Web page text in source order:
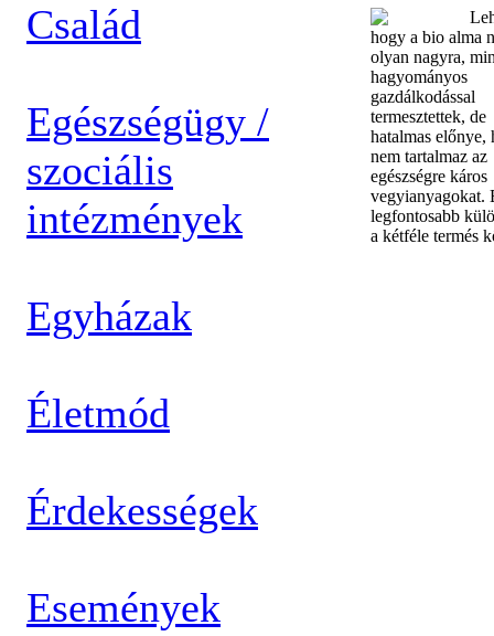
Család
Egészségügy /
szociális
intézmények
Egyházak
Életmód
Érdekességek
Események
hogy a bio alma
olyan nagyra,
hagyományos
gazdálkodással
termesztettek, de
hatalmas előnye,
nem tartalmaz az
egészségre káros
vegyianyagokat.
legfontosabb
a kétféle termés